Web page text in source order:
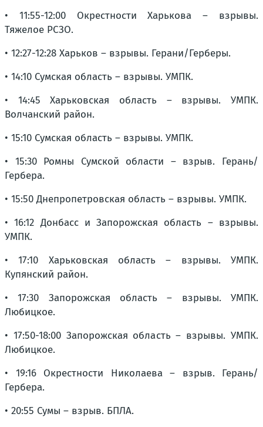
• 11:55-12:00 Окрестности Харькова – взрывы.
Тяжелое РСЗО.
• 12:27-12:28 Харьков – взрывы. Герани/Герберы.
• 14:10 Сумская область – взрывы. УМПК.
• 14:45 Харьковская область – взрывы. УМПК.
Волчанский район.
• 15:10 Сумская область – взрывы. УМПК.
• 15:30 Ромны Сумской области – взрыв. Герань/
Гербера.
• 15:50 Днепропетровская область – взрывы. УМПК.
• 16:12 Донбасс и Запорожская область – взрывы.
УМПК.
• 17:10 Харьковская область – взрывы. УМПК.
Купянский район.
• 17:30 Запорожская область – взрывы. УМПК.
Любицкое.
• 17:50-18:00 Запорожская область – взрывы. УМПК.
Любицкое.
• 19:16 Окрестности Николаева – взрыв. Герань/
Гербера.
• 20:55 Сумы – взрыв. БПЛА.